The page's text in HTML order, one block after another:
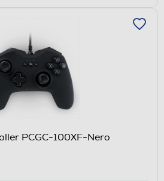
PCGC-100XF-Nero